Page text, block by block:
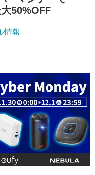
50%OFF
情報